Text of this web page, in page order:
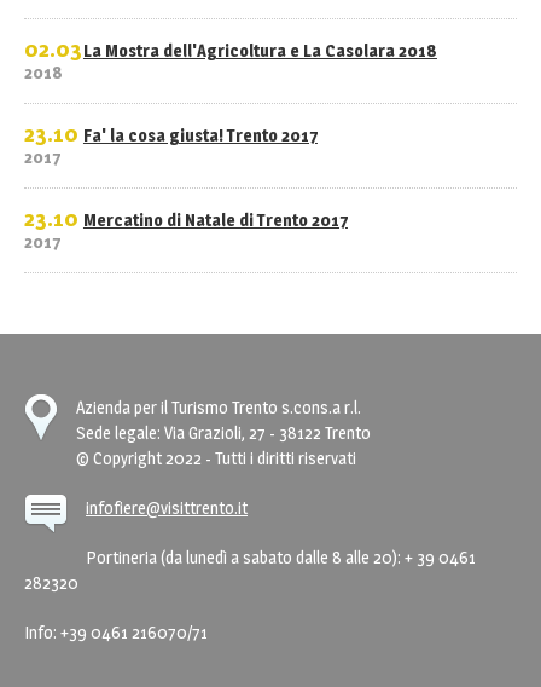
02.03
2018
La Mostra dell'Agricoltura e La Casolara 2018
23.10
2017
Fa' la cosa giusta! Trento 2017
23.10
2017
Mercatino di Natale di Trento 2017
Azienda per il Turismo Trento s.cons.a r.l.
Sede legale: Via Grazioli, 27 - 38122 Trento
© Copyright 2022 - Tutti i diritti riservati
infofiere@visittrento.it
Portineria (da lunedì a sabato dalle 8 alle 20): + 39 0461
282320
Info: +39 0461 216070/71